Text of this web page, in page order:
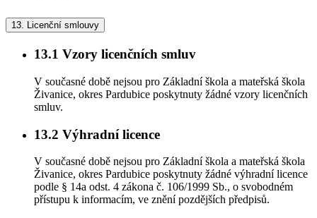
13. Licenční smlouvy
13.1 Vzory licenčních smluv
V současné době nejsou pro Základní škola a mateřská škola
Živanice, okres Pardubice poskytnuty žádné vzory licenčních
smluv.
13.2 Výhradní licence
V současné době nejsou pro Základní škola a mateřská škola
Živanice, okres Pardubice poskytnuty žádné výhradní licence
podle § 14a odst. 4 zákona č. 106/1999 Sb., o svobodném
přístupu k informacím, ve znění pozdějších předpisů.